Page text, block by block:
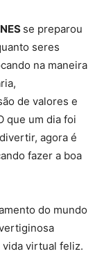
se preparou
seres
na maneira
de valores e
que um dia foi
agora é
fazer a boa
do mundo
virtual feliz.